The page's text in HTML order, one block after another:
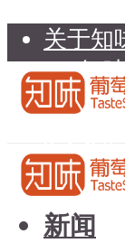
关于知
知
知
联系我
知味
新闻